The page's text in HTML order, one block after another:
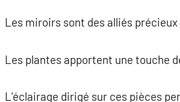
Les miroirs sont des alliés
Les plantes apportent une touche
L’éclairage dirigé sur ces pièces